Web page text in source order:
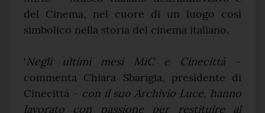
del Cinema, nel cuore di un luogo così
simbolico nella storia del cinema italiano.
‘Negli ultimi mesi MiC e Cinecittà –
commenta Chiara Sbarigia, presidente di
Cinecittà - con il suo Archivio Luce, hanno
lavorato con passione per restituire al